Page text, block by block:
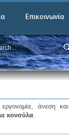
Επικοινωνία
άνεση και
κονσόλα.